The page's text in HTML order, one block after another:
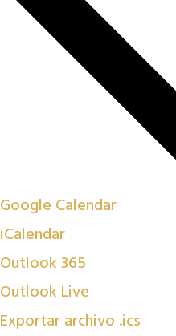
Google Calendar
iCalendar
Outlook 365
Outlook Live
Exportar archivo .ics